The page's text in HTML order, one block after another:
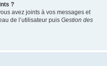
?
avez joints à vos messages et
de l’utilisateur puis Gestion des